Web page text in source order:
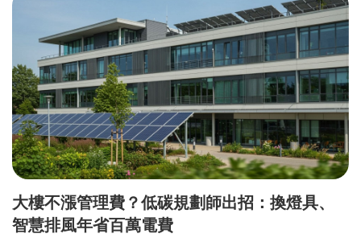
大樓不漲管理費？低碳規劃師出招：換燈具、
智慧排風年省百萬電費